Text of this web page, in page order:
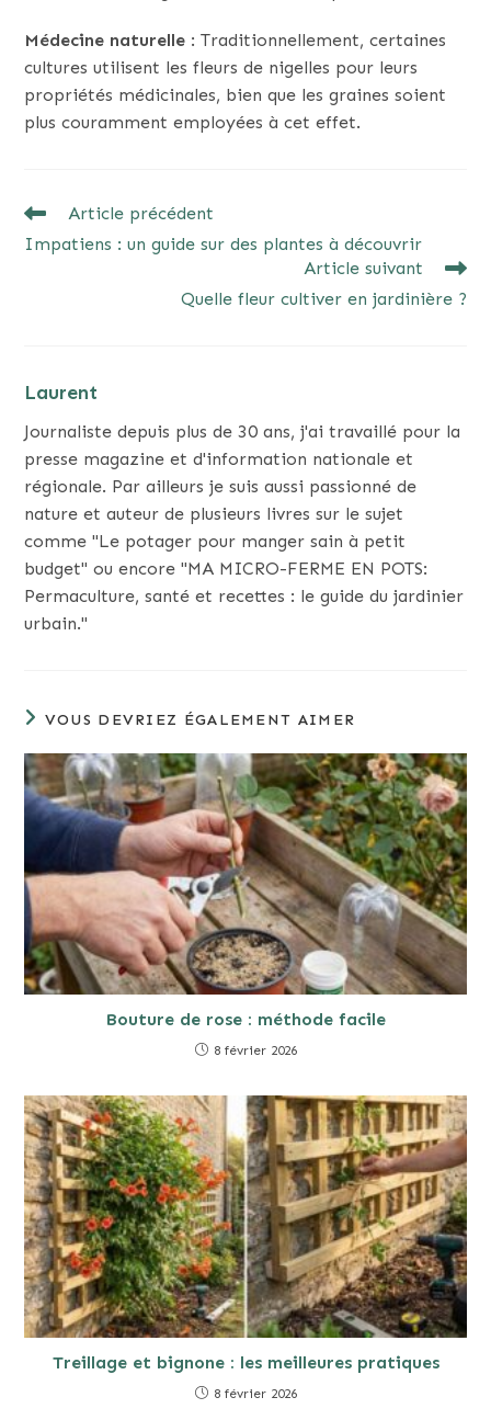
Médecine naturelle : Traditionnellement, certaines
cultures utilisent les fleurs de nigelles pour leurs
propriétés médicinales, bien que les graines soient
plus couramment employées à cet effet.
READ
ARTICLES
Article précédent
Impatiens : un guide sur des plantes à découvrir
Article suivant
Quelle fleur cultiver en jardinière ?
Laurent
Journaliste depuis plus de 30 ans, j'ai travaillé pour la
presse magazine et d'information nationale et
régionale. Par ailleurs je suis aussi passionné de
nature et auteur de plusieurs livres sur le sujet
comme "Le potager pour manger sain à petit
budget" ou encore "MA MICRO-FERME EN POTS:
Permaculture, santé et recettes : le guide du jardinier
urbain."
VOUS DEVRIEZ ÉGALEMENT AIMER
Bouture de rose : méthode facile
8 février 2026
Treillage et bignone : les meilleures pratiques
8 février 2026